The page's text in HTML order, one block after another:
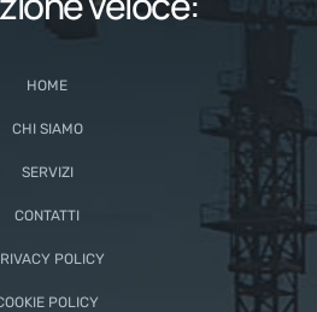
HOME
CHI SIAMO
SERVIZI
CONTATTI
POLICY
POLICY